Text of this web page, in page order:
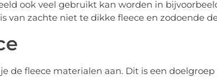
ook veel gebruikt kan worden in
van zachte niet te dikke fleece en zodoende
de fleece materialen aan. Dit is een